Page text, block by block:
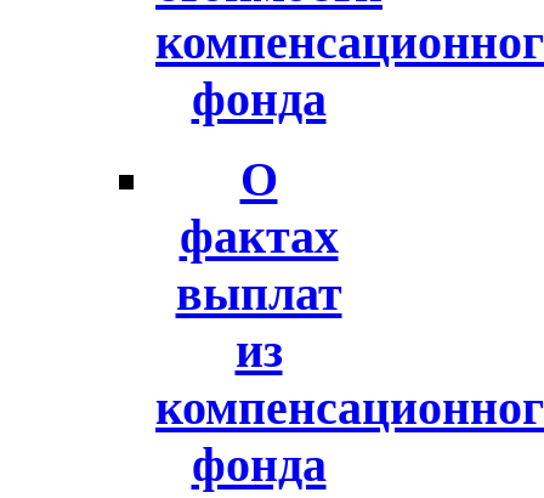
фонда
О
фактах
выплат
из
фонда